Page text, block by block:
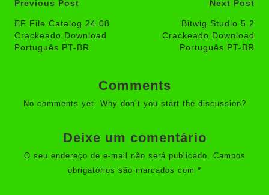
Post
navigation
Previous Post
EF File Catalog 24.08
Crackeado Download
Português PT-BR
Next Post
Bitwig Studio 5.2
Crackeado Download
Português PT-BR
Comments
No comments yet. Why don’t you start the discussion?
Deixe um comentário
O seu endereço de e-mail não será publicado.
Campos
obrigatórios são marcados com *